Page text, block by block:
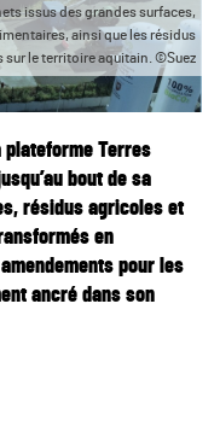
issus des grandes surfaces,
ainsi que les résidus
le territoire aquitain. ©Suez
plateforme Terres
bout de sa
résidus agricoles et
en
pour les
ancré dans son